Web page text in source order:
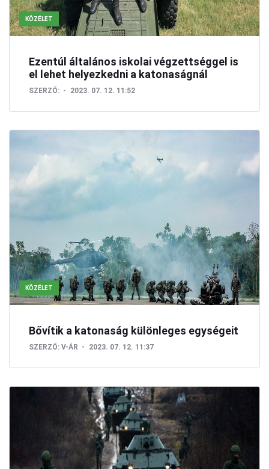
KÖZÉLET
Ezentúl általános iskolai végzettséggel is
el lehet helyezkedni a katonaságnál
SZERZŐ: 2023. 07. 12. 11:52
KÖZÉLET
Bővítik a katonaság különleges egységeit
SZERZŐ: V-ÁR 2023. 07. 12. 11:37